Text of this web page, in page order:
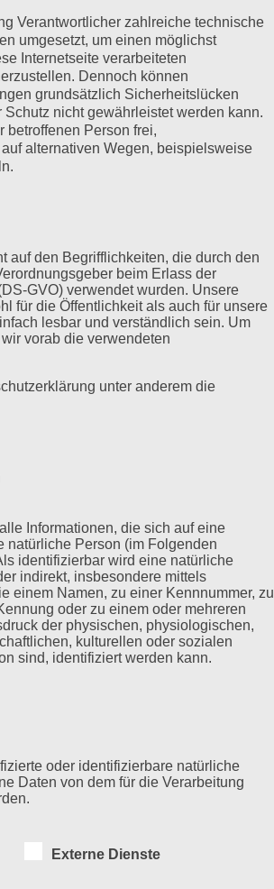
Verantwortlicher zahlreiche technische
umgesetzt, um einen möglichst
Internetseite verarbeiteten
Dennoch können
grundsätzlich Sicherheitslücken
nicht gewährleistet werden kann.
betroffenen Person frei,
alternativen Wegen, beispielsweise
auf den Begrifflichkeiten, die durch den
beim Erlass der
GVO) verwendet wurden. Unsere
für die Öffentlichkeit als auch für unsere
lesbar und verständlich sein. Um
vorab die verwendeten
unter anderem die
Informationen, die sich auf eine
natürliche Person (im Folgenden
identifizierbar wird eine natürliche
indirekt, insbesondere mittels
einem Namen, zu einer Kennnummer, zu
oder zu einem oder mehreren
der physischen, physiologischen,
kulturellen oder sozialen
sind, identifiziert werden kann.
oder identifizierbare natürliche
Daten von dem für die Verarbeitung
Externe Dienste